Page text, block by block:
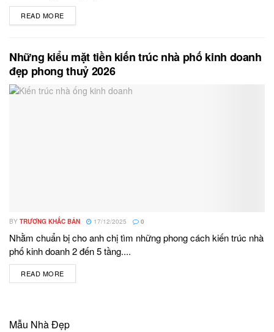
READ MORE
Những kiểu mặt tiền kiến trúc nhà phố kinh doanh
đẹp phong thuỷ 2026
BY TRƯƠNG KHẮC BẢN 17/12/2025 0
Nhằm chuẩn bị cho anh chị tìm những phong cách kiến trúc nhà
phố kinh doanh 2 đến 5 tầng....
READ MORE
Mẫu Nhà Đẹp